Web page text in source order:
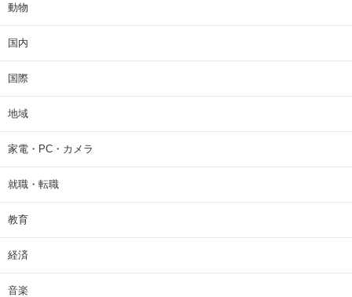
動物
国内
国際
地域
家電・PC・カメラ
就職・転職
教育
経済
音楽